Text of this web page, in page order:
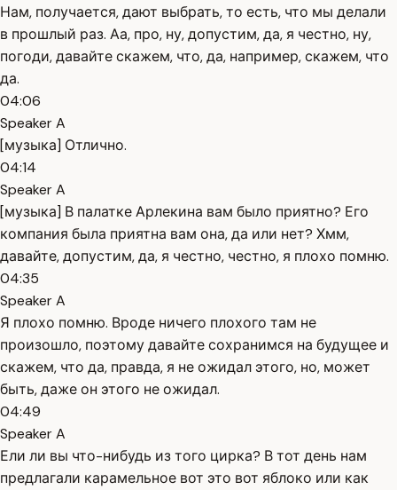
Нам, получается, дают выбрать, то есть, что мы делали
в прошлый раз. Аа, про, ну, допустим, да, я честно, ну,
погоди, давайте скажем, что, да, например, скажем, что
да.
04:06
Speaker A
[музыка] Отлично.
04:14
Speaker A
[музыка] В палатке Арлекина вам было приятно? Его
компания была приятна вам она, да или нет? Хмм,
давайте, допустим, да, я честно, честно, я плохо помню.
04:35
Speaker A
Я плохо помню. Вроде ничего плохого там не
произошло, поэтому давайте сохранимся на будущее и
скажем, что да, правда, я не ожидал этого, но, может
быть, даже он этого не ожидал.
04:49
Speaker A
Ели ли вы что-нибудь из того цирка? В тот день нам
предлагали карамельное вот это вот яблоко или как